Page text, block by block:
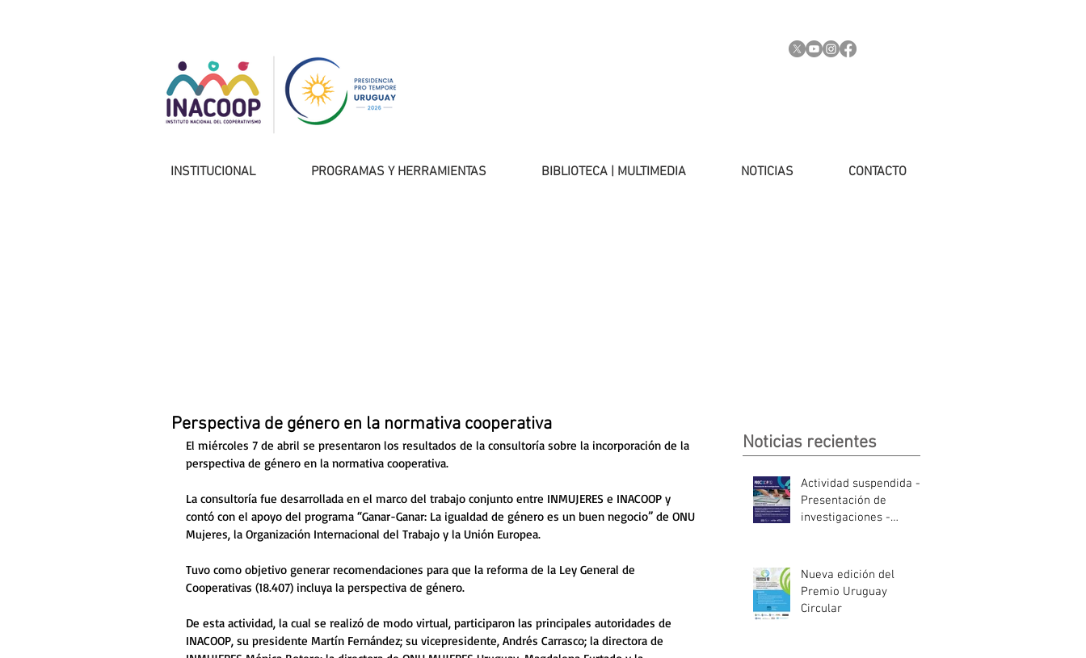
INSTITUCIONAL PROGRAMAS Y HERRAMIENTAS BIBLIOTECA | MULTIMEDIA NOTICIAS CONTACTO
Perspectiva de género en la normativa cooperativa
El miércoles 7 de abril se presentaron los resultados de la consultoría sobre la incorporación de la
perspectiva de género en la normativa cooperativa.
La consultoría fue desarrollada en el marco del trabajo conjunto entre INMUJERES e INACOOP y
contó con el apoyo del programa “Ganar-Ganar: La igualdad de género es un buen negocio” de ONU
Mujeres, la Organización Internacional del Trabajo y la Unión Europea.
Tuvo como objetivo generar recomendaciones para que la reforma de la Ley General de
Cooperativas (18.407) incluya la perspectiva de género.
De esta actividad, la cual se realizó de modo virtual, participaron las principales autoridades de
INACOOP, su presidente Martín Fernández; su vicepresidente, Andrés Carrasco; la directora de
Noticias recientes
Actividad suspendida -
Presentación de
investigaciones -
Nueva edición del
Premio Uruguay
Circular